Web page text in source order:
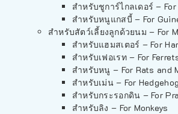
สำหรับชูการ์ไกลเดอร์ –
สำหรับหนูแกสบี้ – For
สำหรับสัตว์เลี้ยงลูกด้วยนม – For
สำหรับแฮมสเตอร์ – For
สำหรับเฟอเรท – For
สำหรับหนู – For Rats and
สำหรับเม่น – For
สำหรับกระรอกดิน – For
สำหรับลิง – For Monkeys